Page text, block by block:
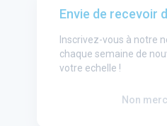
Groupe
Mentions
Envie de recevoir
Inscrivez-vous à notre
chaque semaine de
votre echelle !
Non